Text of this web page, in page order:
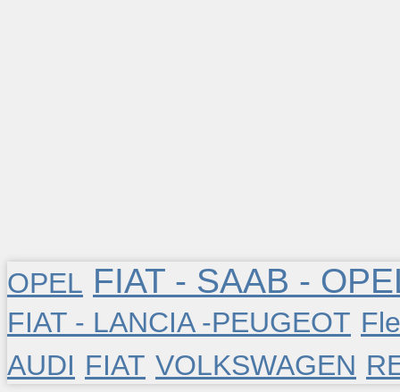
OPEL FIAT - SAAB -
FIAT - LANCIA -PEUGEOT
AUDI FIAT VOLKSWAGEN